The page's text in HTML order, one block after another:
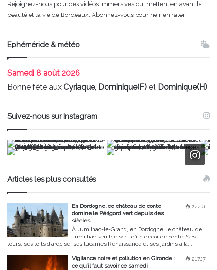
Rejoignez-nous pour des vidéos immersives qui mettent en avant la
beauté et la vie de Bordeaux. Abonnez-vous pour ne rien rater !
Ephéméride & météo
Samedi 8 août 2026
Bonne fête aux Cyriaque, Dominique(F) et Dominique(H)
Suivez-nous sur Instagram
Articles les plus consultés
24461
En Dordogne, ce château de conte
domine le Périgord vert depuis des
siècles
À Jumilhac-le-Grand, en Dordogne, le château de
Jumilhac semble sorti d’un décor de conte. Ses
tours, ses toits d’ardoise, ses lucarnes Renaissance et ses jardins à la...
21727
Vigilance noire et pollution en Gironde :
ce qu’il faut savoir ce samedi